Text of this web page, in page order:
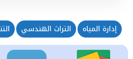
إدارة المياه التراث الهندسي